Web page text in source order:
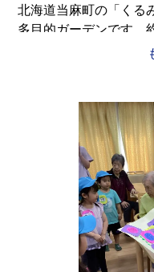
北海道当麻町の「くる
多目的ガーデンです。
が咲き誇り、「土のト
となっています。
人気ガーデナーの上野
が咲くのは植物に命が
と、見て、触れて、香
かな心や思いやりを育
園内に植えられている
持ち帰ることができ
外出レクに参加された